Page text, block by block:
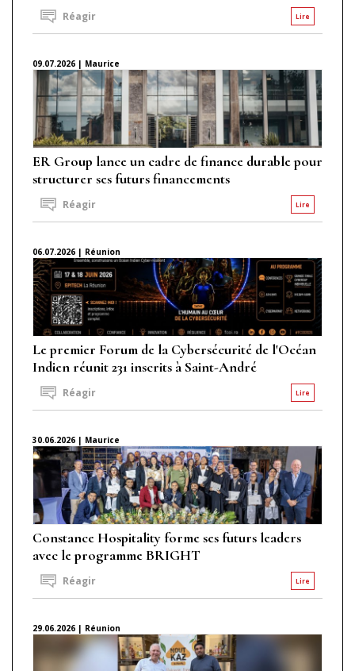
Lire
Réagir
09.07.2026 | Maurice
ER Group lance un cadre de finance durable pour
structurer ses futurs financements
Lire
Réagir
06.07.2026 | Réunion
Le premier Forum de la Cybersécurité de l'Océan
Indien réunit 231 inscrits à Saint-André
Lire
Réagir
30.06.2026 | Maurice
Constance Hospitality forme ses futurs leaders
avec le programme BRIGHT
Lire
Réagir
29.06.2026 | Réunion